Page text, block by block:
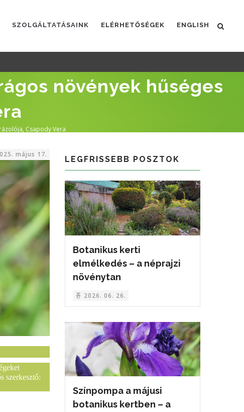
SZOLGÁLTATÁSAINK ELÉRHETŐSÉGEK ENGLISH
növények hűséges
Csapody Vera
május 17.
szerkesztő:
LEGFRISSEBB POSZTOK
Botanikus kerti
elmélkedés – a néprajzi
növénytan
2026. 06. 26.
Színpompa a májusi
botanikus kertben – a